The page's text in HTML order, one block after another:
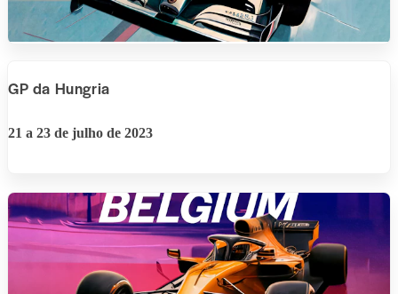
GP da Hungria
21 a 23 de julho de 2023